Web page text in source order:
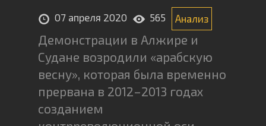
07 апреля 2020 565 Анализ
Демонстрации в Алжире и
Судане возродили «арабскую
весну», которая была временно
прервана в 2012–2013 годах
созданием